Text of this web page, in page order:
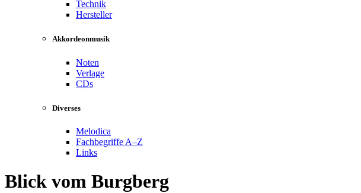
Technik
Hersteller
Akkordeonmusik
Noten
Verlage
CDs
Diverses
Melodica
Fachbegriffe A–Z
Links
Blick vom Burgberg